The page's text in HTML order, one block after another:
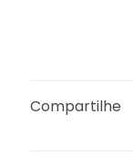
Compartilhe